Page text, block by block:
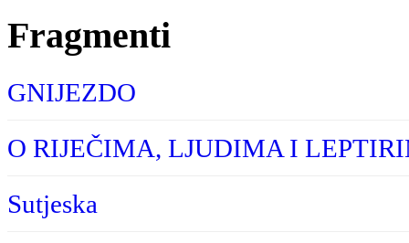
Fragmenti
GNIJEZDO
O RIJEČIMA, LJUDIMA I
Sutjeska